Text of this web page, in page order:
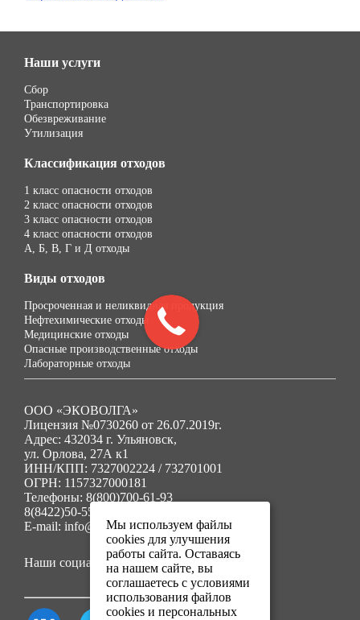
Наши услуги
Сбор
Транспортировка
Обезвреживание
Утилизация
Классификация отходов
1 класс опасности отходов
2 класс опасности отходов
3 класс опасности отходов
4 класс опасности отходов
А, Б, В, Г и Д отходы
Виды отходов
Просроченная и неликвидная продукция
Нефтехимические отходы
Медицинские отходы
Опасные производственные отходы
Лабораторные отходы
ООО «ЭКОВОЛГА»
Лицензия №0730260 от 26.07.2019г.
Адрес: 432034 г. Ульяновск,
ул. Орлова, 27А к1
ИНН/КПП: 7327002224 / 732701001
ОГРН: 1157327000181
Телефоны: 8(800)700-61-93
8(8422)50-55-91
E-mail: info@ecovolga73.ru
Наши социальные сети:
Мы используем файлы
cookies для улучшения
работы сайта. Оставаясь
на нашем сайте, вы
соглашаетесь с условиями
использования файлов
cookies и персональных